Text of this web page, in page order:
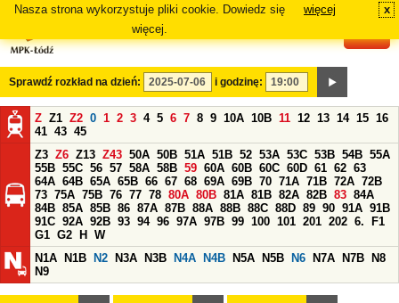
Nasza strona wykorzystuje pliki cookie. Dowiedz się
więcej.
więcej x
Sprawdź rozkład na dzień: i godzinę:
Z Z1 Z2 0 1 2 3 4 5 6 7 8 9 10A 10B 11 12 13 14 15 16
41 43 45
Z3 Z6 Z13 Z43 50A 50B 51A 51B 52 53A 53C 53B 54B 55A
55B 55C 56 57 58A 58B 59 60A 60B 60C 60D 61 62 63
64A 64B 65A 65B 66 67 68 69A 69B 70 71A 71B 72A 72B
73 75A 75B 76 77 78 80A 80B 81A 81B 82A 82B 83 84A
84B 85A 85B 86 87A 87B 88A 88B 88C 88D 89 90 91A 91B
91C 92A 92B 93 94 96 97A 97B 99 100 101 201 202 6.
F1
G1 G2 H
W
N1A
N1B N2 N3A N3B N4A N4B N5A N5B N6 N7A N7B
N8
N9